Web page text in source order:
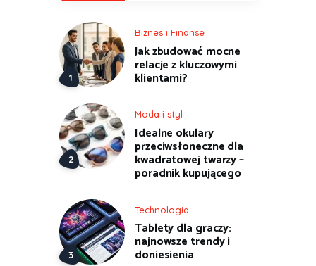
Biznes i Finanse
Jak zbudować mocne
relacje z kluczowymi
klientami?
Moda i styl
Idealne okulary
przeciwsłoneczne dla
kwadratowej twarzy –
poradnik kupującego
Technologia
Tablety dla graczy:
najnowsze trendy i
doniesienia